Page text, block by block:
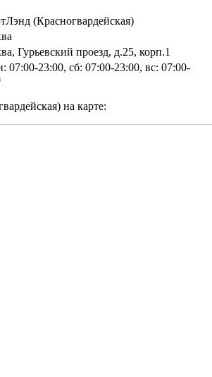
(Красногвардейская)
Гурьевский проезд, д.25, корп.1
07:00-23:00, сб: 07:00-23:00, вс: 07:00-
на карте: